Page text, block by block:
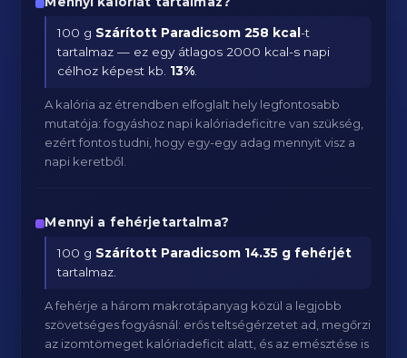
100 g Szárított Paradicsom 258 kcal-t
tartalmaz — ez egy átlagos 2000 kcal-s napi
célhoz képest kb. 13%
A kalória az étrendben elfoglalt hely legfontosabb
mutatója: fogyáshoz napi kalóriadeficitre van szükség,
ezért fontos tudni, hogy egy-egy adag mennyit visz a
napi keretből.
Mennyi a fehérjetartalma?
100 g Szárított Paradicsom 14.35 g fehérjét
tartalmaz.
A fehérje a három makrotápanyag közül a legjobb
szövetséges fogyásnál: erős teltségérzetet ad, megőrzi
az izomtömeget kalóriadeficit alatt, és az emésztése is